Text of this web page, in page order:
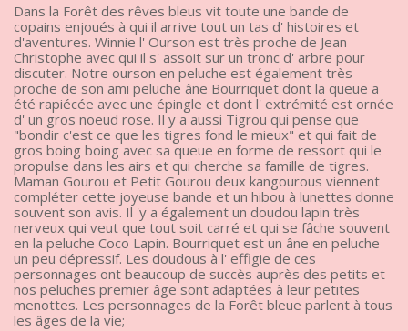
Dans la Forêt des rêves bleus vit toute une bande de
copains enjoués à qui il arrive tout un tas d' histoires et
d'aventures. Winnie l' Ourson est très proche de Jean
Christophe avec qui il s' assoit sur un tronc d' arbre pour
discuter. Notre ourson en peluche est également très
proche de son ami peluche âne Bourriquet dont la queue a
été rapiécée avec une épingle et dont l' extrémité est ornée
d' un gros noeud rose. Il y a aussi Tigrou qui pense que
"bondir c'est ce que les tigres fond le mieux" et qui fait de
gros boing boing avec sa queue en forme de ressort qui le
propulse dans les airs et qui cherche sa famille de tigres.
Maman Gourou et Petit Gourou deux kangourous viennent
compléter cette joyeuse bande et un hibou à lunettes donne
souvent son avis. Il 'y a également un doudou lapin très
nerveux qui veut que tout soit carré et qui se fâche souvent
en la peluche Coco Lapin. Bourriquet est un âne en peluche
un peu dépressif. Les doudous à l' effigie de ces
personnages ont beaucoup de succès auprès des petits et
nos peluches premier âge sont adaptées à leur petites
menottes. Les personnages de la Forêt bleue parlent à tous
les âges de la vie;